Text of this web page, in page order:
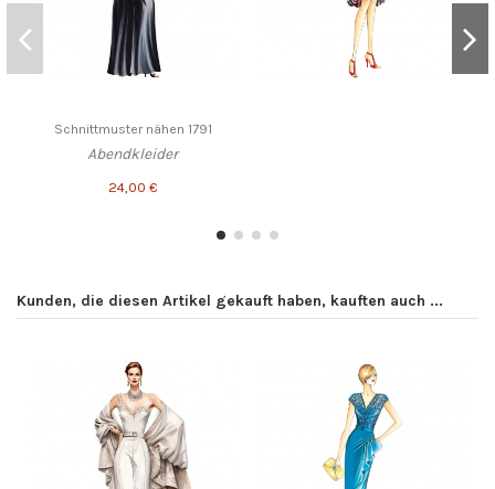
Schnittmuster nähen 1791
Abendkleider
24,00 €
Kunden, die diesen Artikel gekauft haben, kauften auch ...